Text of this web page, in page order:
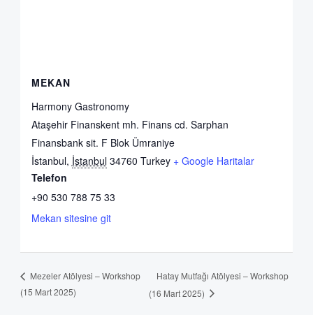
MEKAN
Harmony Gastronomy
Ataşehir Finanskent mh. Finans cd. Sarphan
Finansbank sit. F Blok Ümraniye
İstanbul, İstanbul 34760 Turkey + Google Haritalar
Telefon
+90 530 788 75 33
Mekan sitesine git
Mezeler Atölyesi – Workshop
(15 Mart 2025)
Hatay Mutfağı Atölyesi – Workshop
(16 Mart 2025)